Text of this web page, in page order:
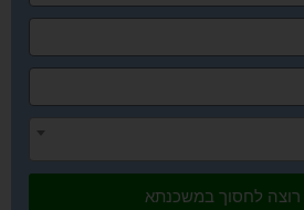
רוצה לחסוך במשכנתא